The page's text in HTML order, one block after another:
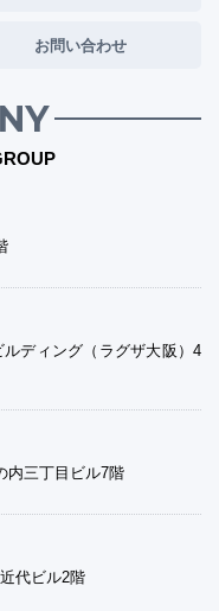
お問い合わせ
ディング（ラグザ大阪）4
内三丁目ビル7階
代ビル2階